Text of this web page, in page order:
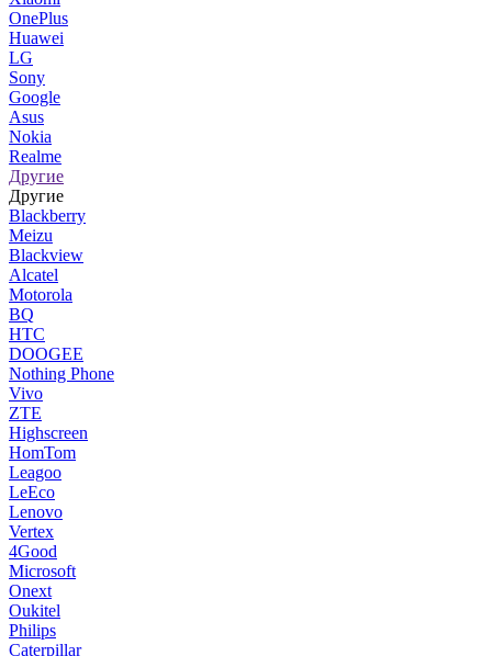
OnePlus
Huawei
LG
Sony
Google
Asus
Nokia
Realme
Другие
Другие
Blackberry
Meizu
Blackview
Alcatel
Motorola
BQ
HTC
DOOGEE
Nothing Phone
Vivo
ZTE
Highscreen
HomTom
Leagoo
LeEco
Lenovo
Vertex
4Good
Microsoft
Onext
Oukitel
Philips
Caterpillar